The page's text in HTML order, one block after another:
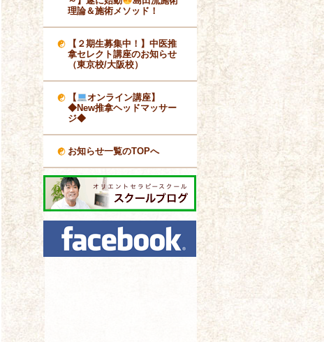
理論＆施術メソッド！
【２期生募集中！】中医推
拿セレクト講座のお知らせ
（東京校/大阪校）
【
オンライン講座】
◆New推拿ヘッドマッサー
ジ◆
お知らせ一覧のTOPへ